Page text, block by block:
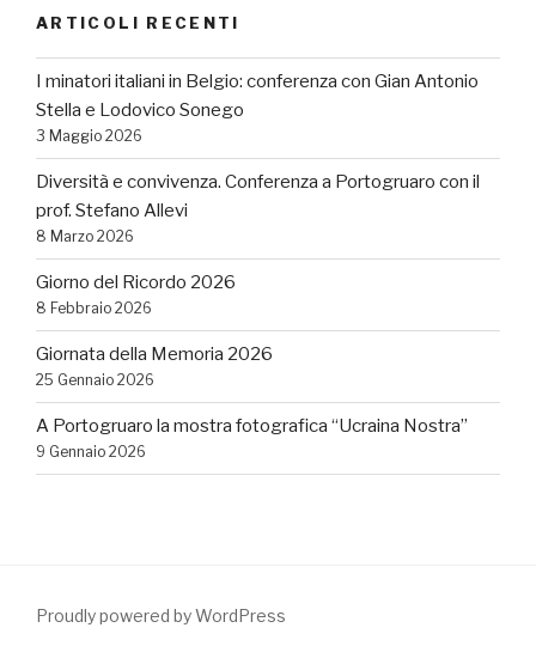
ARTICOLI RECENTI
I minatori italiani in Belgio: conferenza con Gian Antonio
Stella e Lodovico Sonego
3 Maggio 2026
Diversità e convivenza. Conferenza a Portogruaro con il
prof. Stefano Allevi
8 Marzo 2026
Giorno del Ricordo 2026
8 Febbraio 2026
Giornata della Memoria 2026
25 Gennaio 2026
A Portogruaro la mostra fotografica “Ucraina Nostra”
9 Gennaio 2026
Proudly powered by WordPress